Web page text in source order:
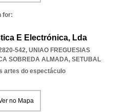
for:
E Electrónica, Lda
542, UNIAO FREGUESIAS
SOBREDA ALMADA, SETUBAL
artes do espectáculo
no Mapa